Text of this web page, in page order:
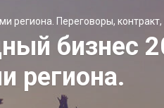
региона. Переговоры, контракт,
бизнес
региона.